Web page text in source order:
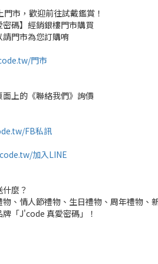
市，歡迎前往試戴鑑賞！
碼】經銷銀樓門市購買
門市為您訂購唷
門市
上的《聯絡我們》詢價
FB私訊
加入LINE
麼？
、情人節禮物、生日禮物、周年禮物、
「J'code 真愛密碼」！